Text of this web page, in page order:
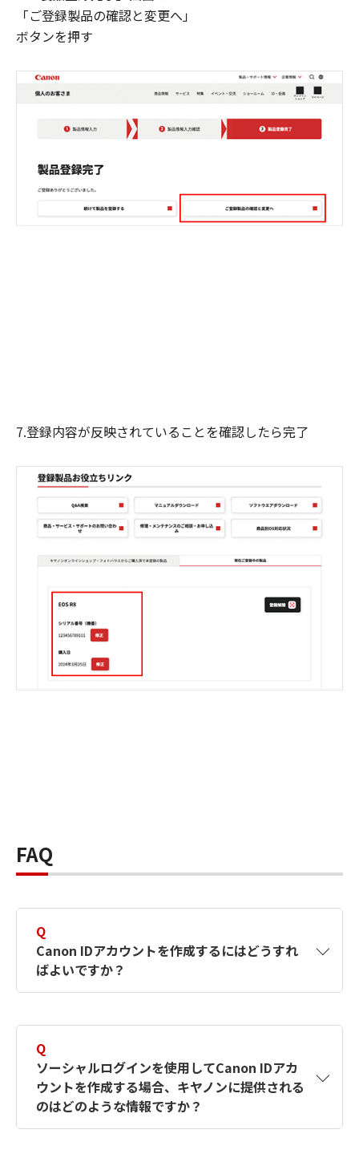
「ご登録製品の確認と変更へ」
ボタンを押す
7.登録内容が反映されていることを確認したら完了
FAQ
Q
Canon IDアカウントを作成するにはどうすれ
ばよいですか？
す。詳しい作成方法は【カメラ】Canon IDとは
何ですか？Canon IDの作成方法は？をご確認く
ださい。
Q
ソーシャルログインを使用してCanon IDアカ
ウントを作成する場合、キヤノンに提供される
のはどのような情報ですか？